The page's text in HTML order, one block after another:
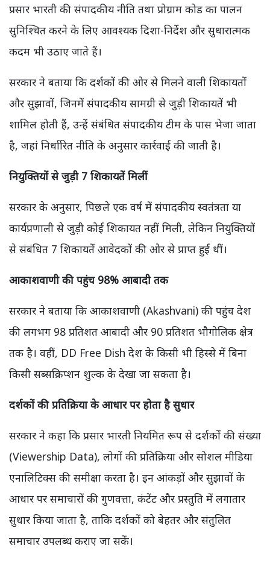
प्रसार भारती की संपादकीय नीति तथा प्रोग्राम कोड का पालन
सुनिश्चित करने के लिए आवश्यक दिशा-निर्देश और सुधारात्मक
कदम भी उठाए जाते हैं।
सरकार ने बताया कि दर्शकों की ओर से मिलने वाली शिकायतों
और सुझावों, जिनमें संपादकीय सामग्री से जुड़ी शिकायतें भी
शामिल होती हैं, उन्हें संबंधित संपादकीय टीम के पास भेजा जाता
है, जहां निर्धारित नीति के अनुसार कार्रवाई की जाती है।
नियुक्तियों से जुड़ी 7 शिकायतें मिलीं
सरकार के अनुसार, पिछले एक वर्ष में संपादकीय स्वतंत्रता या
कार्यप्रणाली से जुड़ी कोई शिकायत नहीं मिली, लेकिन नियुक्तियों
से संबंधित 7 शिकायतें आवेदकों की ओर से प्राप्त हुई थीं।
आकाशवाणी की पहुंच 98% आबादी तक
सरकार ने बताया कि आकाशवाणी (Akashvani) की पहुंच देश
की लगभग 98 प्रतिशत आबादी और 90 प्रतिशत भौगोलिक क्षेत्र
तक है। वहीं, DD Free Dish देश के किसी भी हिस्से में बिना
किसी सब्सक्रिप्शन शुल्क के देखा जा सकता है।
दर्शकों की प्रतिक्रिया के आधार पर होता है सुधार
सरकार ने कहा कि प्रसार भारती नियमित रूप से दर्शकों की संख्या
(Viewership Data), लोगों की प्रतिक्रिया और सोशल मीडिया
एनालिटिक्स की समीक्षा करता है। इन आंकड़ों और सुझावों के
आधार पर समाचारों की गुणवत्ता, कंटेंट और प्रस्तुति में लगातार
सुधार किया जाता है, ताकि दर्शकों को बेहतर और संतुलित
समाचार उपलब्ध कराए जा सकें।